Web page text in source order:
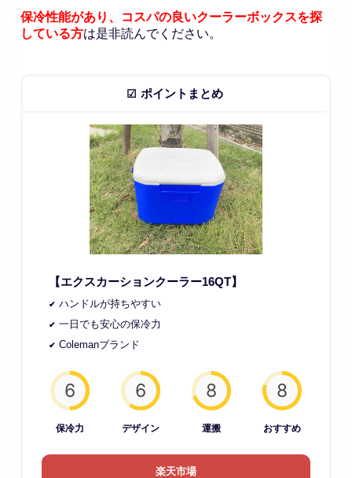
保冷性能があり、コスパの良いクーラーボックスを探
している方は是非読んでください。
ポイントまとめ
【エクスカーションクーラー16QT】
ハンドルが持ちやすい
一日でも安心の保冷力
Colemanブランド
6
保冷力
6
デザイン
8
運搬
8
おすすめ
楽天市場